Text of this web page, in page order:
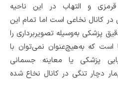
و التهاب در این ناحیه
در کانال نخاعی است اما تمام این
پزشکی به‌وسیله تصویربرداری را
است که به‌هیچ‌عنوان نمی‌توان با
پزشکی یا معاینه جسمانی
دچار تنگی در کانال نخاع شده